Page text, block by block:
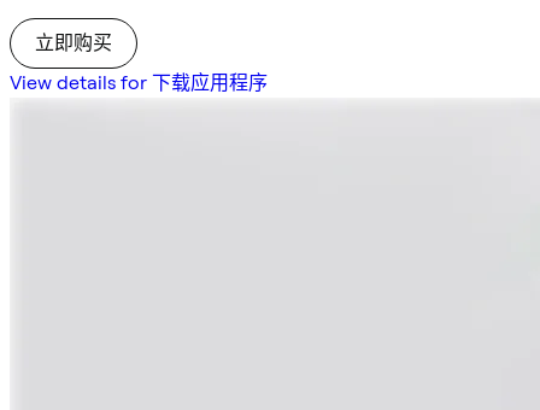
立即购买
View details for 下载应用程序